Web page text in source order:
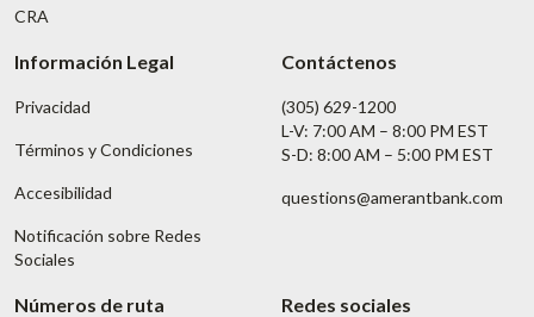
CRA
Información Legal
Privacidad
Términos y Condiciones
Accesibilidad
Notificación sobre Redes
Sociales
Contáctenos
(305) 629-1200
L-V: 7:00 AM – 8:00 PM EST
S-D: 8:00 AM – 5:00 PM EST
questions@amerantbank.com
Números de ruta Redes sociales